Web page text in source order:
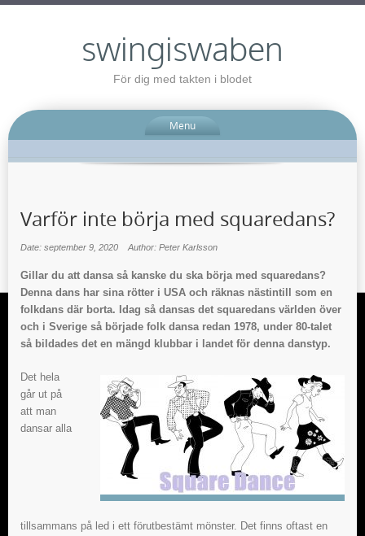
swingiswaben
För dig med takten i blodet
Menu
Varför inte börja med squaredans?
Date: september 9, 2020 Author: Peter Karlsson
Gillar du att dansa så kanske du ska börja med squaredans?
Denna dans har sina rötter i USA och räknas nästintill som en
folkdans där borta. Idag så dansas det squaredans världen över
och i Sverige så började folk dansa redan 1978, under 80-talet
så bildades det en mängd klubbar i landet för denna danstyp.
Det hela
går ut på
att man
dansar alla
tillsammans på led i ett förutbestämt mönster. Det finns oftast en